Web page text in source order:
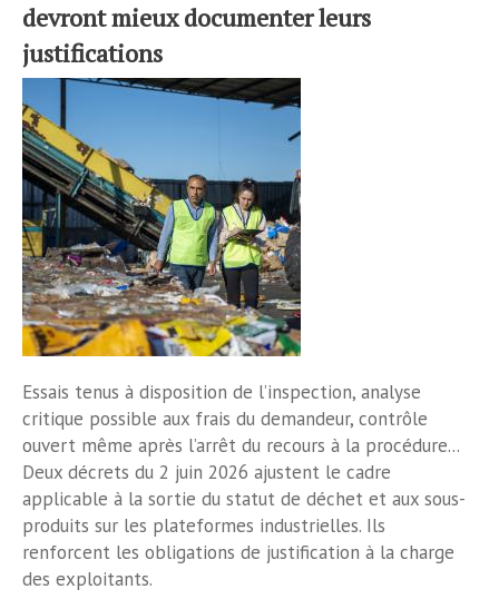
devront mieux documenter leurs
justifications
Essais tenus à disposition de l’inspection, analyse
critique possible aux frais du demandeur, contrôle
ouvert même après l’arrêt du recours à la procédure...
Deux décrets du 2 juin 2026 ajustent le cadre
applicable à la sortie du statut de déchet et aux sous-
produits sur les plateformes industrielles. Ils
renforcent les obligations de justification à la charge
des exploitants.